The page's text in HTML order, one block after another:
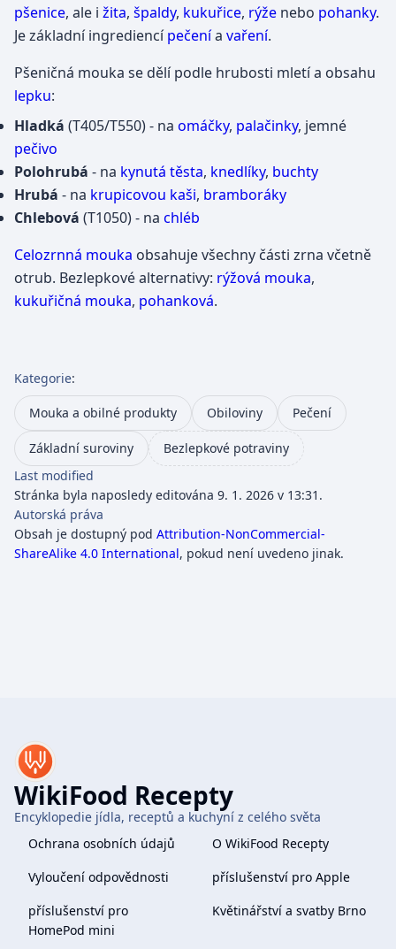
pšenice, ale i žita, špaldy, kukuřice, rýže nebo pohanky.
Je základní ingrediencípečenía vaření.
Pšeničná mouka se dělí podle hrubosti mletí a obsahu
lepku:
Hladká (T405/T550) - na omáčky, palačinky, jemné
pečivo
Polohrubá - na kynutá těsta, knedlíky, buchty
Hrubá - na krupicovou kaši, bramboráky
Chlebová (T1050) - na chléb
Celozrnná mouka obsahuje všechny části zrna včetně
otrub. Bezlepkové alternativy: rýžová mouka,
kukuřičná mouka, pohanková.
Kategorie:
Mouka a obilné produkty Obiloviny Pečení
Základní suroviny
Bezlepkové potraviny
Last modified
Stránka byla naposledy editována 9. 1. 2026 v 13:31.
Autorská práva
Obsah je dostupný pod Attribution-NonCommercial-
ShareAlike 4.0 International, pokud není uvedeno jinak.
WikiFood Recepty
Encyklopedie jídla, receptů a kuchyní z celého světa
Ochrana osobních údajů
O WikiFood Recepty
Vyloučení odpovědnosti
příslušenství pro Apple
příslušenství pro
HomePod mini
Květinářství a svatby Brno